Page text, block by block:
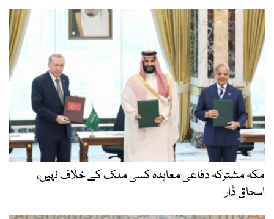
مکہ مشترکہ دفاعی معاہدہ کسی ملک کے خلاف نہیں،
اسحاق ڈار